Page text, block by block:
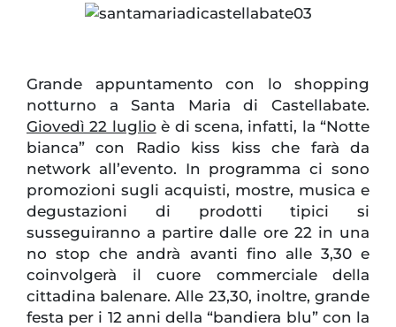
Grande appuntamento con lo shopping
notturno a Santa Maria di Castellabate.
Giovedì 22 luglio è di scena, infatti, la “Notte
bianca” con Radio kiss kiss che farà da
network all’evento. In programma ci sono
promozioni sugli acquisti, mostre, musica e
degustazioni di prodotti tipici si
susseguiranno a partire dalle ore 22 in una
no stop che andrà avanti fino alle 3,30 e
coinvolgerà il cuore commerciale della
cittadina balenare. Alle 23,30, inoltre, grande
festa per i 12 anni della “bandiera blu” con la